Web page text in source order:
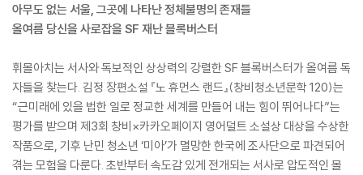
아무도 없는 서울, 그곳에 나타난 정체불명의 존재들
올여름 당신을 사로잡을 SF 재난 블록버스터
휘몰아치는 서사와 독보적인 상상력의 강렬한 SF 블록버스터가 올여름 독
자들을 찾는다. 김정 장편소설 『노 휴먼스 랜드』(창비청소년문학 120)는
“근미래에 있을 법한 일로 정교한 세계를 만들어 내는 힘이 뛰어나다”는
평가를 받으며 제3회 창비×카카오페이지 영어덜트 소설상 대상을 수상한
작품으로, 기후 난민 청소년 ‘미아’가 멸망한 한국에 조사단으로 파견되어
겪는 모험을 다룬다. 초반부터 속도감 있게 전개되는 서사로 압도적인 몰